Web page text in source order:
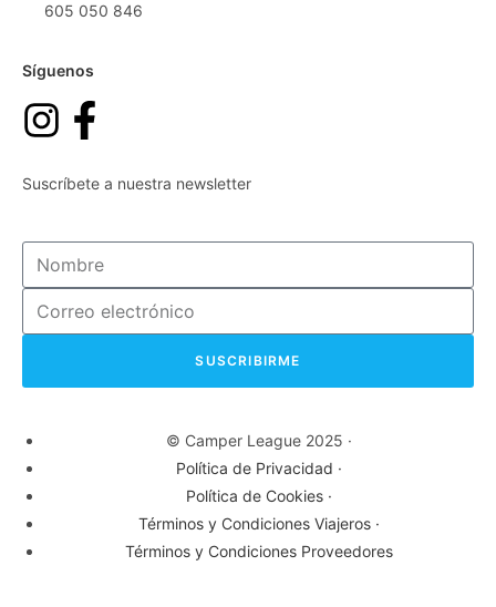
605 050 846
Síguenos
Suscríbete a nuestra newsletter
SUSCRIBIRME
© Camper League 2025 ·
Política de Privacidad ·
Política de Cookies ·
Términos y Condiciones Viajeros ·
Términos y Condiciones Proveedores